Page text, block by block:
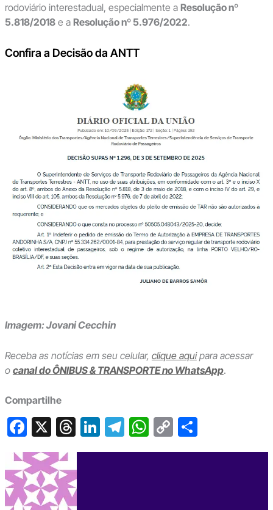
rodoviário interestadual, especialmente a Resolução nº
5.818/2018e a Resolução nº 5.976/2022.
Confira a Decisão da ANTT
Imagem: Jovani Cecchin
Receba as notícias em seu celular, clique aquipara acessar
o canal do ÔNIBUS & TRANSPORTE no WhatsApp.
Compartilhe
F
a
c
e
b
X T
hr
e
a
d
Li
n
T
el
W
h
C
o
S
h